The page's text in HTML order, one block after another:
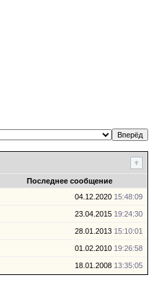
Последнее сообщение
04.12.2020 15:48:09
23.04.2015 19:24:30
28.01.2013 15:10:01
01.02.2010 19:26:58
18.01.2008 13:35:05